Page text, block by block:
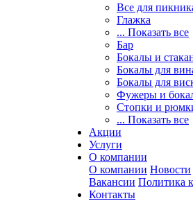
Все для
Глажка
... Показать все
Бар
Бокалы и
Бокалы для
Бокалы для
Фужеры и
Стопки и
... Показать все
Акции
Услуги
О компании
О компании Новости
Вакансии Политика
Контакты